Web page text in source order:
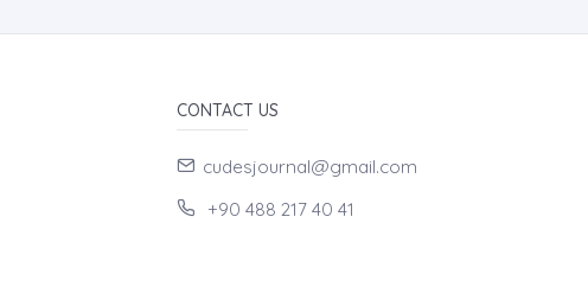
CONTACT US
cudesjournal@gmail.com
+90 488 217 40 41